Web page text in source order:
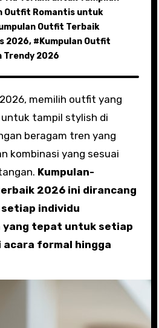
Outfit Romantis untuk
Outfit Terbaik
2026, # Kumpulan Outfit
Trendy 2026
tampil stylish di
beragam tren yang
kombinasi yang sesuai
Kumpulan-
2026 ini dirancang
individu
yang tepat untuk setiap
acara formal hingga